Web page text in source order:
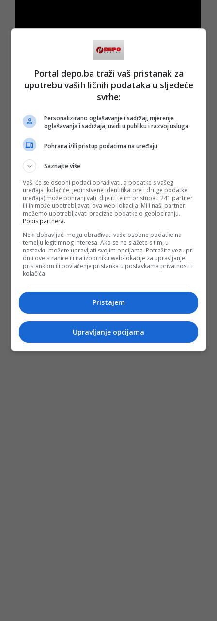
(DEPO PORTAL/ad)
PODIJELI NA
Depo.bapratite putem društvenih mrežaTwitteriFacebook
Portal depo.ba traži vaš pristanak za
upotrebu vaših ličnih podataka u sljedeće
svrhe:
Personalizirano oglašavanje i sadržaj, mjerenje
oglašavanja i sadržaja, uvidi u publiku i razvoj usluga
Pohrana i/ili pristup podacima na uređaju
Saznajte više
Vaši će se osobni podaci obrađivati, a podatke s vašeg
uređaja (kolačiće, jedinstvene identifikatore i druge podatke
uređaja) može pohranjivati, dijeliti te im pristupati 241 partner
ili ih može upotrebljavati ova web-lokacija. Mi i naši partneri
možemo upotrebljavati precizne podatke o geolociranju.
Popis partnera.
Neki dobavljači mogu obrađivati vaše osobne podatke na
temelju legitimnog interesa. Ako se ne slažete s tim, u
nastavku možete upravljati svojim opcijama. Potražite vezu pri
dnu ove stranice ili na izborniku web-lokacije za upravljanje
pristankom ili povlačenje pristanka u postavkama privatnosti i
kolačića.
Pristajem
Upravljanje opcijama